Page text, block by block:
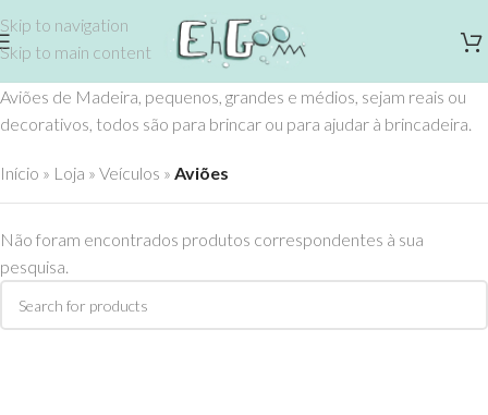
Skip to navigation
Skip to main content
Aviões de Madeira, pequenos, grandes e médios, sejam reais ou
decorativos, todos são para brincar ou para ajudar à brincadeira.
Início » Loja » Veículos » Aviões
Não foram encontrados produtos correspondentes à sua
pesquisa.